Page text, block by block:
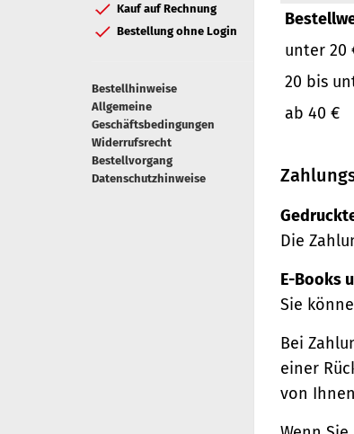
Kauf auf Rechnung
Bestellung ohne Login
Bestellhinweise
Allgemeine
Geschäftsbedingungen
Widerrufsrecht
Bestellvorgang
Datenschutzhinweise
unter 20
20 bis
ab 40 €
Die
E-Books
Sie
Bei
einer
von